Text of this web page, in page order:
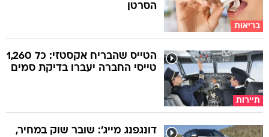
בריאות
הסרטן
תיירות
הטייס שהבריח אקסטזי: כל 1,260
טייסי החברה יעברו בדיקת סמים
דונגפנג מייג': שובר שוק במחיר,